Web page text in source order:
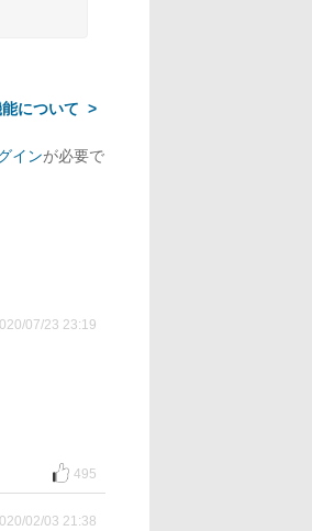
について
インが必要で
07/23 23:19
495
02/03 21:38